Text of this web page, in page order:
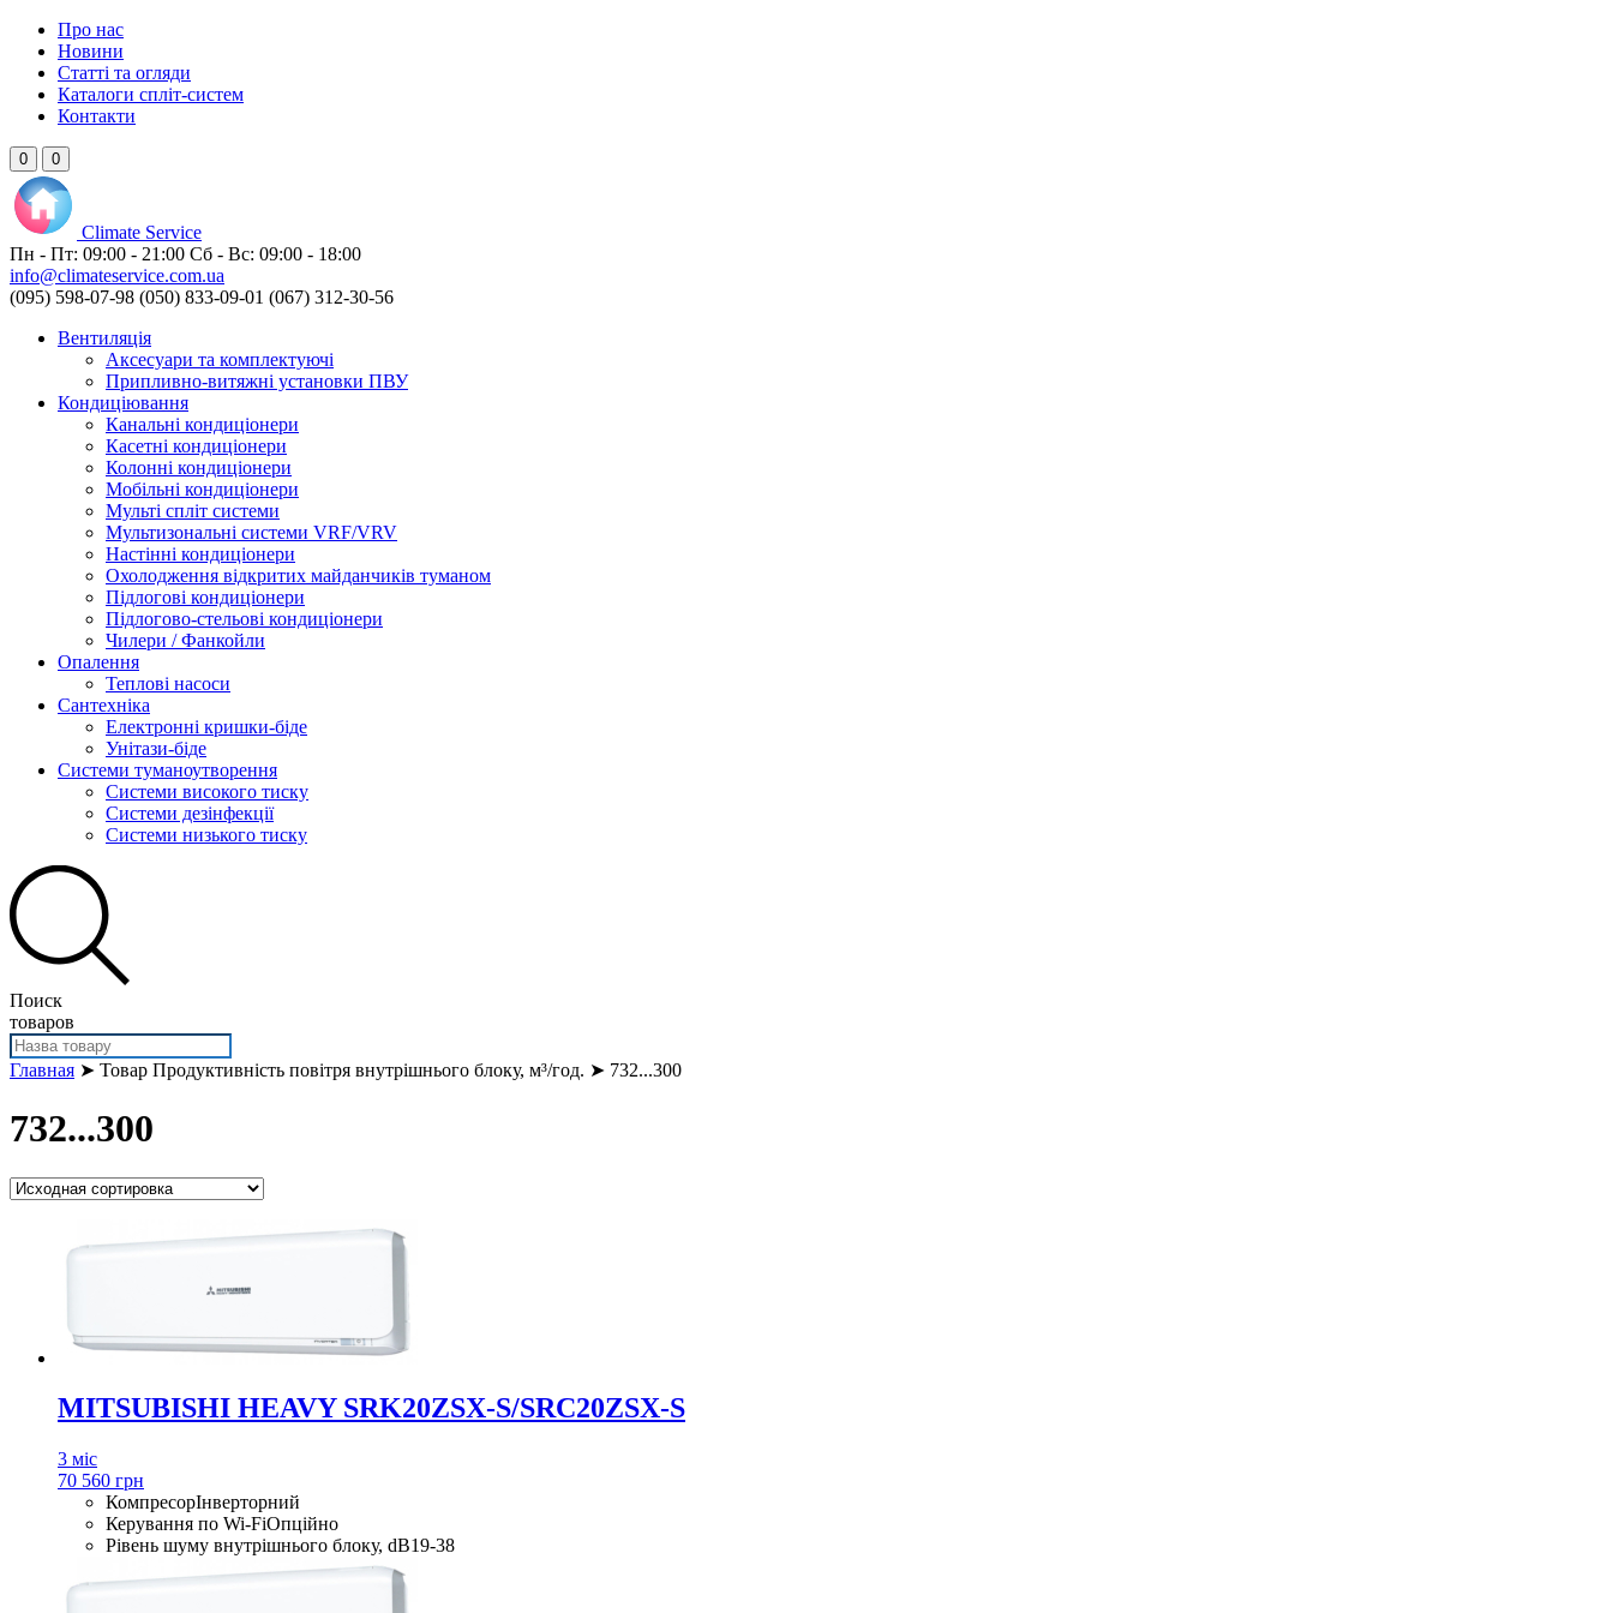
Про нас
Новини
Статті та огляди
Каталоги спліт-систем
Контакти
0 0
Climate Service
Пн - Пт: 09:00 - 21:00 Сб - Вс: 09:00 - 18:00
info@climateservice.com.ua
(095) 598-07-98 (050) 833-09-01 (067) 312-30-56
Вентиляція
Аксесуари та комплектуючі
Припливно-витяжні установки ПВУ
Кондиціювання
Канальні кондиціонери
Касетні кондиціонери
Колонні кондиціонери
Мобільні кондиціонери
Мульті спліт системи
Мультизональні системи VRF/VRV
Настінні кондиціонери
Охолодження відкритих майданчиків туманом
Підлогові кондиціонери
Підлогово-стельові кондиціонери
Чилери / Фанкойли
Опалення
Теплові насоси
Сантехніка
Електронні кришки-біде
Унітази-біде
Системи туманоутворення
Системи високого тиску
Системи дезінфекції
Системи низького тиску
Поиск
товаров
Главная ➤ Товар Продуктивність повітря внутрішнього блоку, м³/год. ➤ 732...300
732...300
MITSUBISHI HEAVY SRK20ZSX-S/SRC20ZSX-S
3 міс
70 560 грн
КомпресорІнверторний
Керування по Wi-FiОпційно
Рівень шуму внутрішнього блоку, dB19-38